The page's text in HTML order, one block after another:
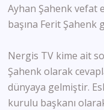
Ayhan Şahenk vefat
başına Ferit Şahenk
Nergis TV kime ait
Şahenk olarak
dünyaya gelmiştir.
kurulu başkanı